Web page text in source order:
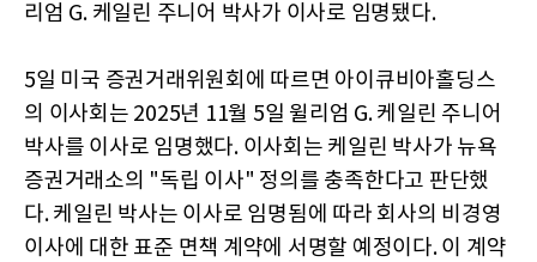
리엄 G. 케일린 주니어 박사가 이사로 임명됐다.
5일 미국 증권거래위원회에 따르면 아이큐비아홀딩스
의 이사회는 2025년 11월 5일 윌리엄 G. 케일린 주니어
박사를 이사로 임명했다. 이사회는 케일린 박사가 뉴욕
증권거래소의 "독립 이사" 정의를 충족한다고 판단했
다. 케일린 박사는 이사로 임명됨에 따라 회사의 비경영
이사에 대한 표준 면책 계약에 서명할 예정이다. 이 계약